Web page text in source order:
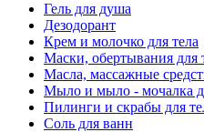
Гель для душа
Дезодорант
Крем и молочко для тела
Маски, обертывания для
Масла, массажные
Мыло и мыло - мочалка
Пилинги и скрабы для
Соль для ванн